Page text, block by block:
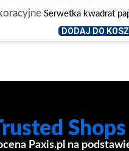
Serwetka kwadrat
DODAJ DO
Shops
Paxis.pl na